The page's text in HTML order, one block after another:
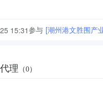
15:31参与 [潮州港文胜围产
代理 （0）